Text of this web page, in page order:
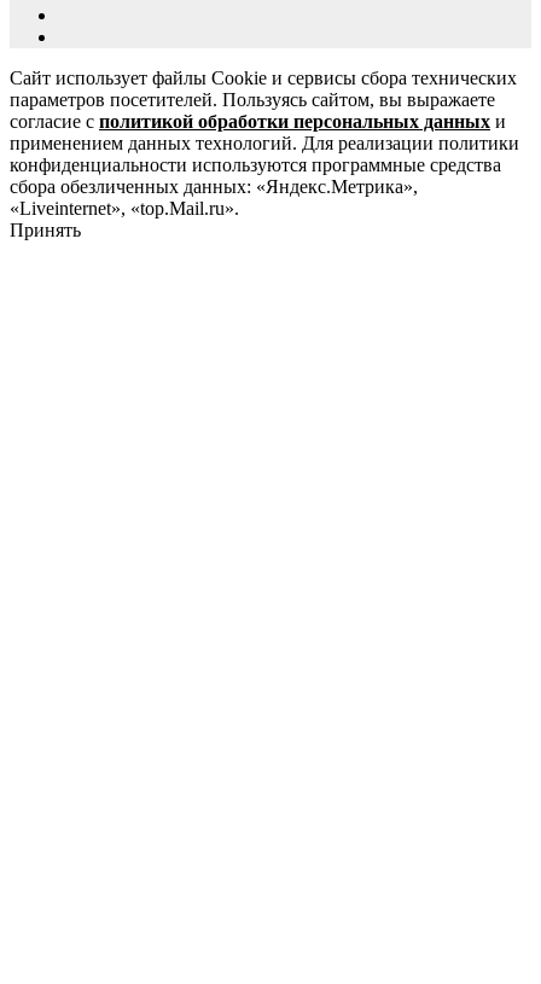
Сайт использует файлы Cookie и сервисы сбора технических
параметров посетителей. Пользуясь сайтом, вы выражаете
согласие с политикой обработки персональных данных и
применением данных технологий. Для реализации политики
конфиденциальности используются программные средства
сбора обезличенных данных: «Яндекс.Метрика»,
«Liveinternet», «top.Mail.ru».
Принять